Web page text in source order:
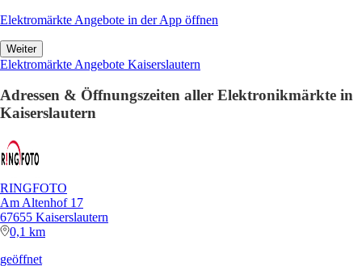
Elektromärkte Angebote in der App öffnen
Weiter
Elektromärkte Angebote Kaiserslautern
Adressen & Öffnungszeiten aller Elektronikmärkte in
Kaiserslautern
RINGFOTO
Am Altenhof 17
67655 Kaiserslautern
0,1 km
geöffnet